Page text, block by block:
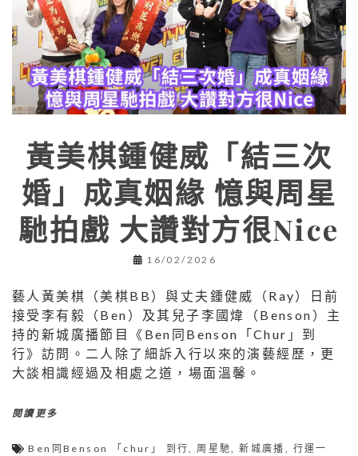
黃美棋鍾健威「結三次
婚」成真姻緣 憶與周星
馳拍戲 大讚對方很Nice
16/02/2026
藝人黃美棋（美棋BB）與丈夫鍾健威（Ray）日前
接受李有毅（Ben）及其兒子李國煒（Benson）主
持的新城廣播節目《Ben同Benson「Chur」到
行》訪問。二人除了細訴入行以來的演藝經歷，更
大談相識經過及相處之道，場面溫馨。
閱讀更多
Ben同Benson 「chur」 到行,周星馳,新城廣播 , 行運一